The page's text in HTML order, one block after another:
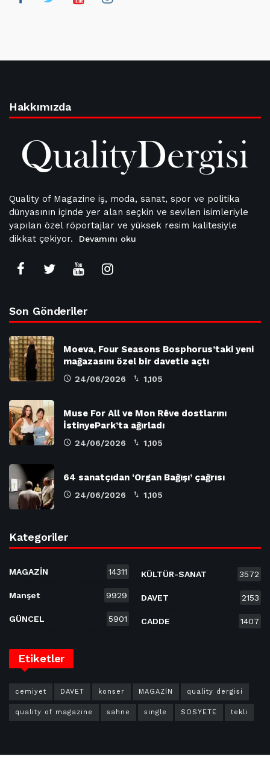
Hakkımızda
Quality of Magazine iş, moda, sanat, spor ve politika
dünyasının içinde yer alan seçkin ve sevilen isimleriyle
yapılan özel röportajlar ve yüksek resim kalitesiyle
dikkat çekiyor.
Devamını oku
Son Gönderiler
Moeva, Four Seasons Bosphorus’taki yeni
mağazasını özel bir davetle açtı
24/06/2026 1,105
Muse For All ve Mon Rêve dostlarını
İstinyePark’ta ağırladı
24/06/2026 1,105
64 sanatçıdan ‘Organ Bağışı’ çağrısı
24/06/2026 1,105
Kategoriler
MAGAZİN 14311
Manşet 9929
GÜNCEL 5901
KÜLTÜR-SANAT 3572
DAVET 2153
CADDE 1407
Etiketler
cemiyet DAVET konser MAGAZİN quality dergisi
quality of magazine sahne single SOSYETE tekli